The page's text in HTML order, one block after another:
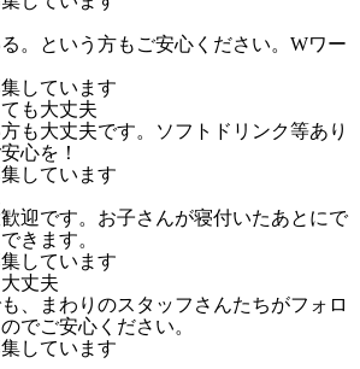
。という方もご安心ください。Wワー
しています
も大丈夫
も大丈夫です。ソフトドリンク等あり
心を！
しています
迎です。お子さんが寝付いたあとにで
きます。
しています
丈夫
、まわりのスタッフさんたちがフォロ
でご安心ください。
しています